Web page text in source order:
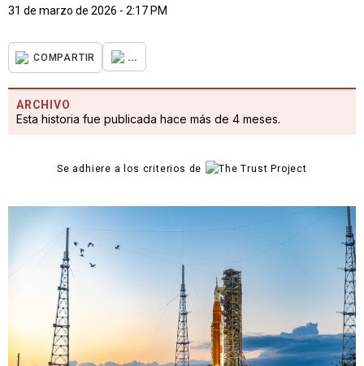
31 de marzo de 2026 - 2:17 PM
COMPARTIR ...
ARCHIVO
Esta historia fue publicada hace más de 4 meses.
Se adhiere a los criterios de